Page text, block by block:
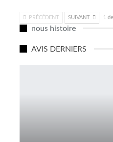
PRÉCÉDENT SUIVANT 1
nous histoire
AVIS DERNIERS